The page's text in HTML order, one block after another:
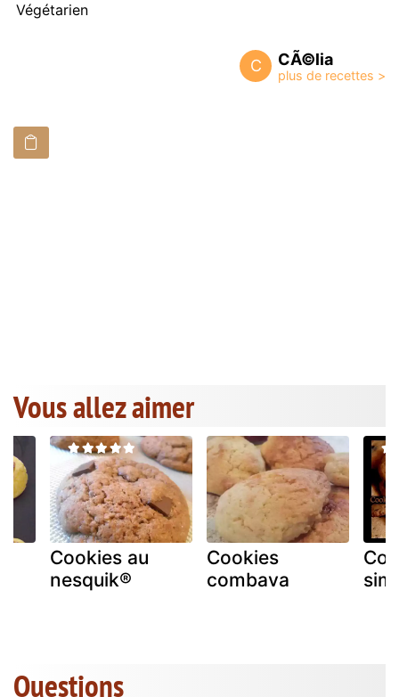
Végétarien
C CÃ©lia
Vous allez aimer
Cookies au
nesquik®
Cookies
combava
Questions